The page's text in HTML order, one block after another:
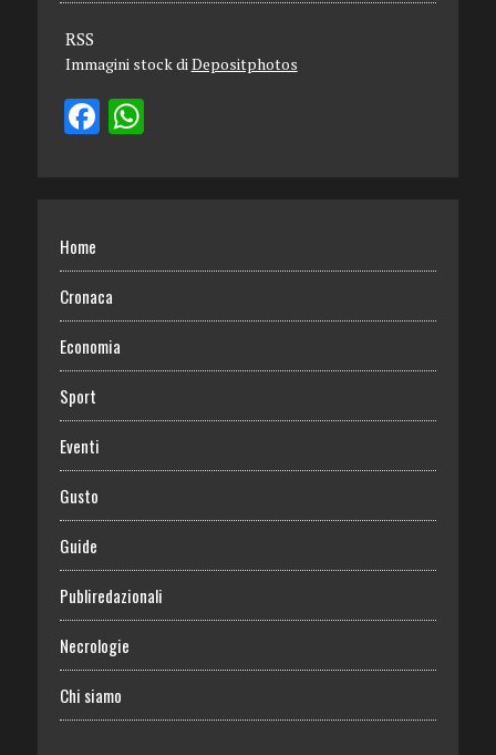
RSS
Immagini stock di Depositphotos
Home
Cronaca
Economia
Sport
Eventi
Gusto
Guide
Publiredazionali
Necrologie
Chi siamo